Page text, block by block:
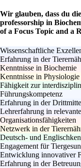
Wir glauben, dass du
professorship in
of a Focus Topic and a
Wissenschaftliche
Erfahrung in der
Kenntnisse in Biochemie
Kenntnisse in Physiologie
Fähigkeit zur
Führungskompetenz
Erfahrung in der
Lehrerfahrung in
Organisationsfähigkeiten
Netzwerk in der
Deutsch- und
Engagement für
Entwicklung innovativer
Erfahrung in der